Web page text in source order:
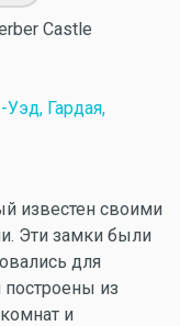
Castle
Уэд, Гардая,
известен своими
Эти замки были
для
из
и